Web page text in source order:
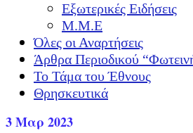
Εξωτερικές Ειδήσεις
Μ.Μ.Ε
Όλες οι Αναρτήσεις
Άρθρα Περιοδικού
Το Τάμα του Έθνους
Θρησκευτικά
3Μαρ 2023